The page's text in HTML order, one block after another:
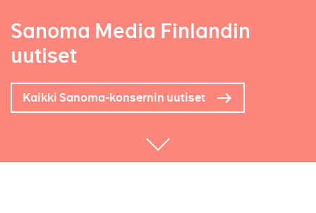
Sanoma Media Finlandin
uutiset
Kaikki Sanoma-konsernin uutiset